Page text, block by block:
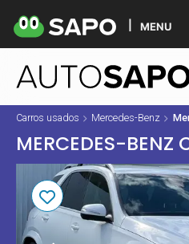
MENU
Carros usados Mercedes-Benz
MERCEDES-BENZ